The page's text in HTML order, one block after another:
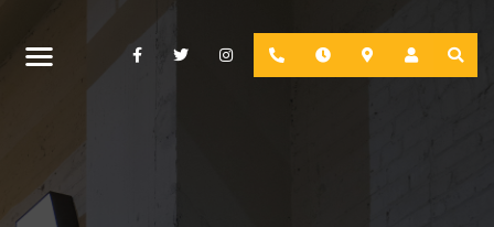
FacebookTwitterInstagramPhone Hours LocationAccount